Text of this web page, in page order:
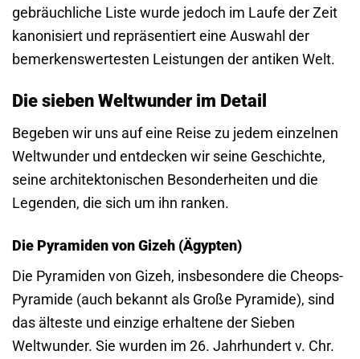
gebräuchliche Liste wurde jedoch im Laufe der Zeit
kanonisiert und repräsentiert eine Auswahl der
bemerkenswertesten Leistungen der antiken Welt.
Die sieben Weltwunder im Detail
Begeben wir uns auf eine Reise zu jedem einzelnen
Weltwunder und entdecken wir seine Geschichte,
seine architektonischen Besonderheiten und die
Legenden, die sich um ihn ranken.
Die Pyramiden von Gizeh (Ägypten)
Die Pyramiden von Gizeh, insbesondere die Cheops-
Pyramide (auch bekannt als Große Pyramide), sind
das älteste und einzige erhaltene der Sieben
Weltwunder. Sie wurden im 26. Jahrhundert v. Chr.